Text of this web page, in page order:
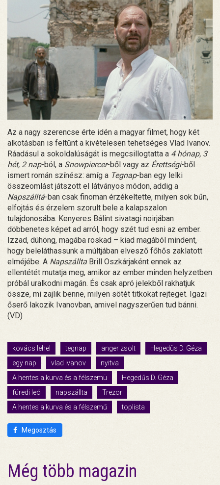
Az a nagy szerencse érte idén a magyar filmet, hogy két
alkotásban is feltűnt a kivételesen tehetséges Vlad Ivanov.
Ráadásul a sokoldalúságát is megcsillogtatta a 4 hónap, 3
hét, 2 nap-ból, a Snowpiercer-ből vagy az Érettségi-ből
ismert román színész: amíg a Tegnap-ban egy lelki
összeomlást játszott el látványos módon, addig a
Napszálltá-ban csak finoman érzékeltette, milyen sok bűn,
elfojtás és érzelem szorult bele a kalapszalon
tulajdonosába. Kenyeres Bálint sivatagi noirjában
döbbenetes képet ad arról, hogy szét tud esni az ember.
Izzad, dühöng, magába roskad – kiad magából mindent,
hogy beleláthassunk a múltjában elvesző főhős zaklatott
elméjébe. A Napszállta Brill Oszkárjaként ennek az
ellentétét mutatja meg, amikor az ember minden helyzetben
próbál uralkodni magán. És csak apró jelekből rakhatjuk
össze, mi zajlik benne, milyen sötét titkokat rejteget. Igazi
őserő lakozik Ivanovban, amivel nagyszerűen tud bánni.
(VD)
kovács lehel tegnap anger zsolt
Hegedûs D. Géza
egy nap
vlad ivanov
nyitva
A hentes a kurva és a félszemü
Hegedűs D. Géza
füredi leó
napszállta
Trezor
A hentes a kurva és a félszemű
toplista
Megosztás
Még több magazin